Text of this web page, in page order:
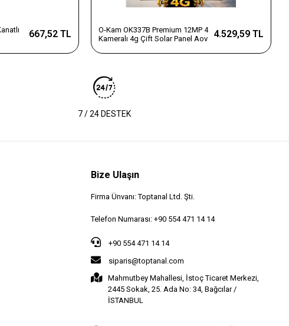
667,52 TL
O-Kam OK337B Premium 12MP 4
Kameralı 4g Çift Solar Panel Aov
4.529,59 TL
7 / 24 DESTEK
Bize Ulaşın
Firma Ünvanı: Toptanal Ltd. Şti.
Telefon Numarası: +90 554 471 14 14
+90 554 471 14 14
siparis@toptanal.com
Mahmutbey Mahallesi, İstoç Ticaret Merkezi,
2445 Sokak, 25. Ada No: 34, Bağcılar /
İSTANBUL